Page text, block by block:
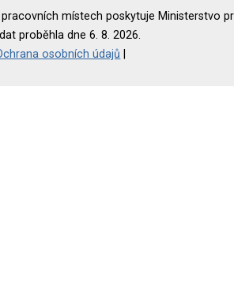
místech poskytuje Ministerstvo
proběhla dne 6. 8. 2026.
osobních údajů